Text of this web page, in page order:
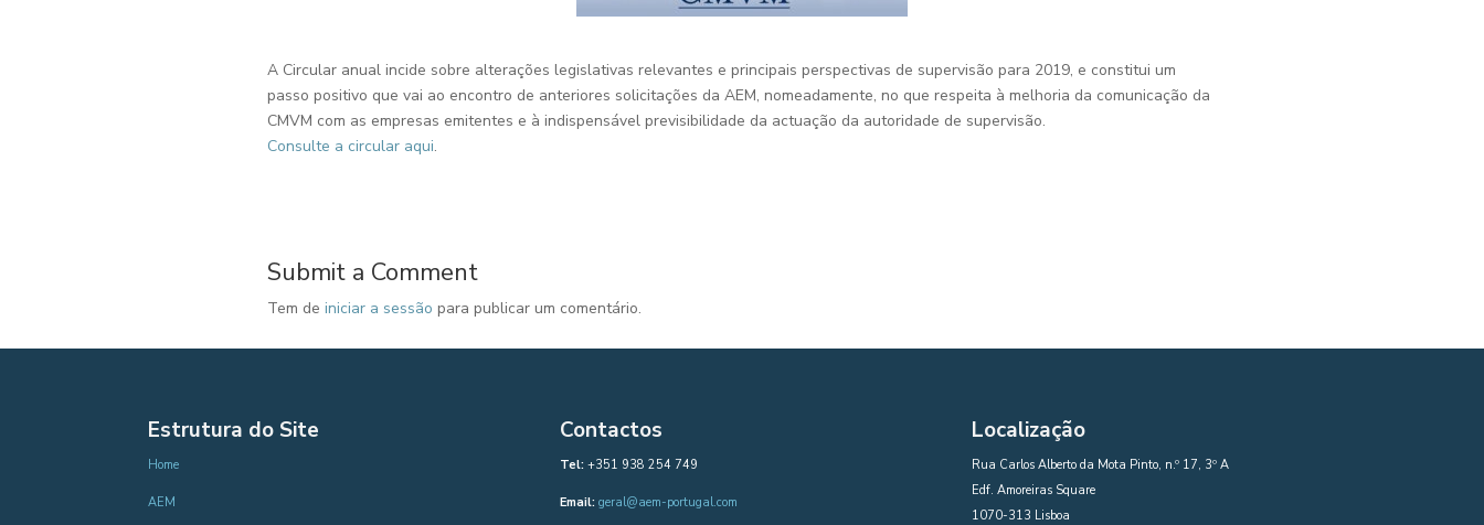
A Circular anual incide sobre alterações legislativas relevantes e principais perspectivas de supervisão para 2019, e constitui um
passo positivo que vai ao encontro de anteriores solicitações da AEM, nomeadamente, no que respeita à melhoria da comunicação da
CMVM com as empresas emitentes e à indispensável previsibilidade da actuação da autoridade de supervisão.
Consulte a circular aqui.
Submit a Comment
Tem de iniciar a sessão para publicar um comentário.
Estrutura do Site
Home
AEM
Contactos
Tel: +351 938 254 749
Email: geral@aem-portugal.com
Localização
Rua Carlos Alberto da Mota Pinto, n.º 17, 3º A
Edf. Amoreiras Square
1070-313 Lisboa